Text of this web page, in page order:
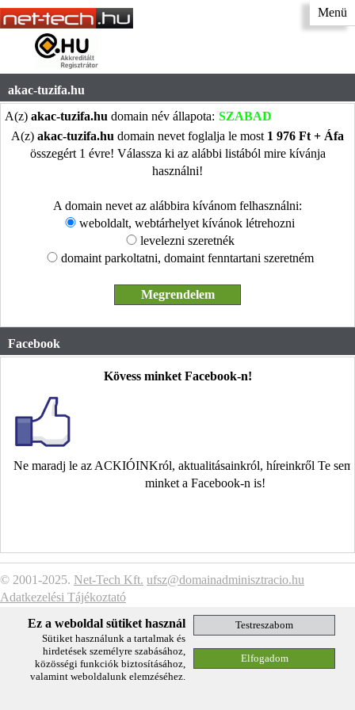
Menü
akac-tuzifa.hu
A(z) akac-tuzifa.hu domain név állapota: SZABAD
A(z) akac-tuzifa.hu domain nevet foglalja le most 1 976 Ft + Áfa
összegért 1 évre! Válassza ki az alábbi listából mire kívánja
használni!
A domain nevet az alábbira kívánom felhasználni:
weboldalt, webtárhelyet kívánok létrehozni
levelezni szeretnék
domaint parkoltatni, domaint fenntartani szeretném
Facebook
Kövess minket Facebook-n!
Ne maradj le az ACKIÓINKról, aktualitásainkról, híreinkről Te
minket a Facebook-n is!
© 2001-2025. Net-Tech Kft. ufsz@domainadminisztracio.hu
Adatkezelési Tájékoztató
Ez a weboldal sütiket használ
Sütiket használunk a tartalmak és
hirdetések személyre szabásához,
közösségi funkciók biztosításához,
valamint weboldalunk elemzéséhez.